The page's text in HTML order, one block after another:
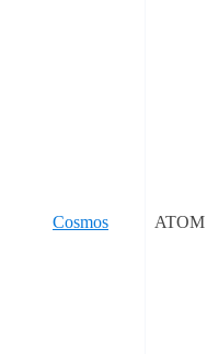
Cosmos ATOM